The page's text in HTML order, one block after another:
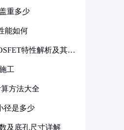
重多少
能如何
特性解析及其在
工
方法大全
径是多少
及底孔尺寸详解